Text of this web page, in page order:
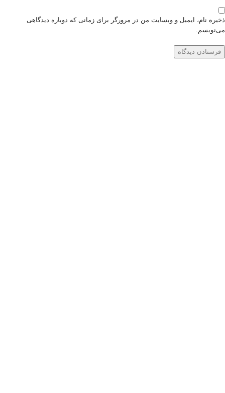
ذخیره نام، ایمیل و وبسایت من در مرورگر برای زمانی که دوباره دیدگاهی
می‌نویسم.